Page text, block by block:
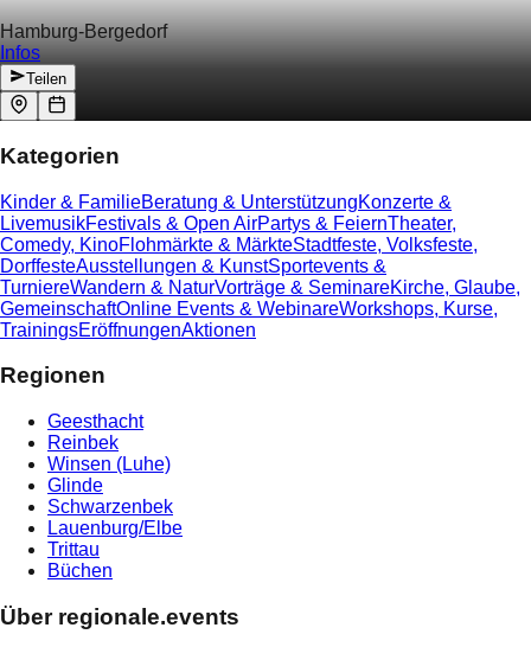
Hamburg-Bergedorf
Infos
Teilen
Kategorien
Kinder & FamilieBeratung & UnterstützungKonzerte &
LivemusikFestivals & Open AirPartys & FeiernTheater,
Comedy, KinoFlohmärkte & MärkteStadtfeste, Volksfeste,
DorffesteAusstellungen & KunstSportevents &
TurniereWandern & NaturVorträge & SeminareKirche, Glaube,
GemeinschaftOnline Events & WebinareWorkshops, Kurse,
TrainingsEröffnungenAktionen
Regionen
Geesthacht
Reinbek
Winsen (Luhe)
Glinde
Schwarzenbek
Lauenburg/Elbe
Trittau
Büchen
Über regionale.events